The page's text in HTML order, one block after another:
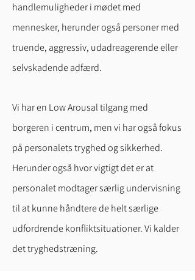
handlemuligheder i mødet med
mennesker, herunder også personer med
truende, aggressiv, udadreagerende eller
selvskadende adfærd.
Vi har en Low Arousal tilgang med
borgeren i centrum, men vi har også fokus
på personalets tryghed og sikkerhed.
Herunder også hvor vigtigt det er at
personalet modtager særlig undervisning
til at kunne håndtere de helt særlige
udfordrende konfliktsituationer. Vi kalder
det tryghedstræning.